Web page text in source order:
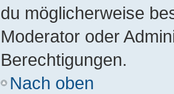
du möglicherweise
Moderator oder
Berechtigungen.
Nach oben